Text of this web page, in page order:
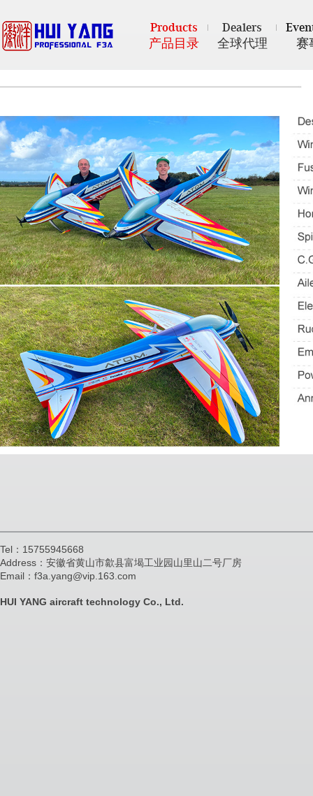
Products
产品目录
Dealers
全球代理
赛
Tel：15755945668
Address：安徽省黄山市歙县富堨工业园山里山二号厂房
Email：f3a.yang@vip.163.com
HUI YANG aircraft technology Co., Ltd.